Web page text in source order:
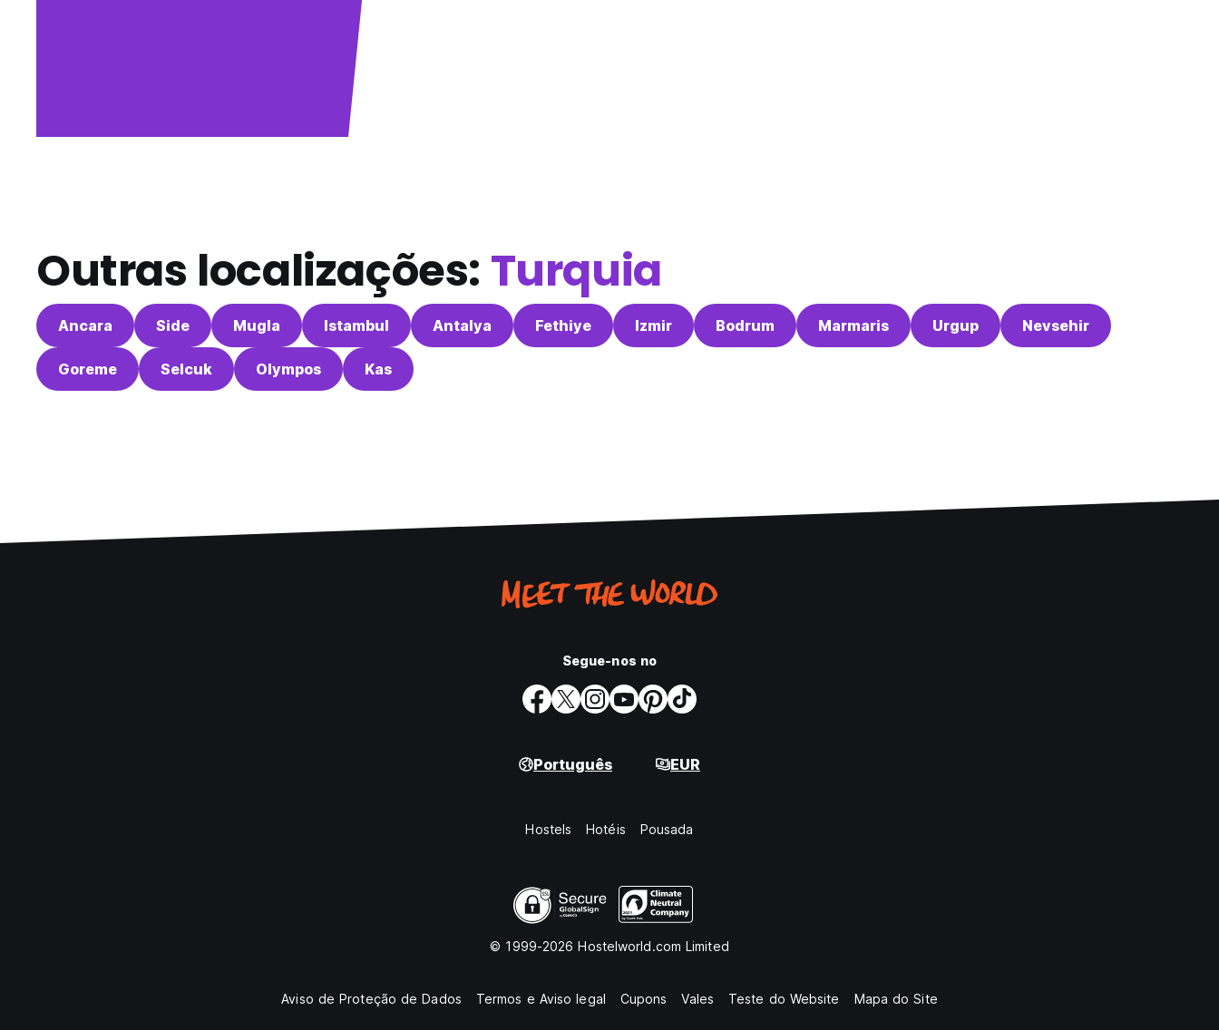
Outras localizações: Turquia
Ancara Side Mugla Istambul Antalya Fethiye Izmir Bodrum Marmaris Urgup Nevsehir
Goreme Selcuk Olympos Kas
Segue-nos no
Português EUR
Hostels Hotéis Pousada
© 1999-2026 Hostelworld.com Limited
Aviso de Proteção de Dados Termos e Aviso legal Cupons Vales Teste do Website Mapa do Site